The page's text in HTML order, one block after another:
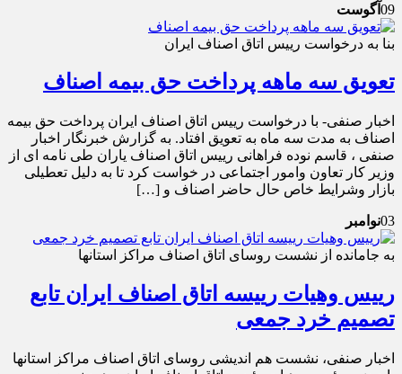
09آگوست
بنا به درخواست رییس اتاق اصناف ایران
تعویق سه ماهه پرداخت حق بیمه اصناف
اخبار صنفی- با درخواست رییس اتاق اصناف ایران پرداخت حق بیمه
اصناف به مدت سه ماه به تعویق افتاد. به گزارش خبرنگار اخبار
صنفی ، قاسم نوده فراهانی رییس اتاق اصناف یاران طی نامه ای از
وزیر کار تعاون وامور اجتماعی در خواست کرد تا به دلیل تعطیلی
بازار وشرایط خاص حال حاضر اصناف و […]
03نوامبر
به جامانده از نشست روسای اتاق اصناف مراکز استانها
رییس وهیات رییسه اتاق اصناف ایران تابع
تصمیم خرد جمعی
اخبار صنفی، نشست هم اندیشی روسای اتاق اصناف مراکز استانها